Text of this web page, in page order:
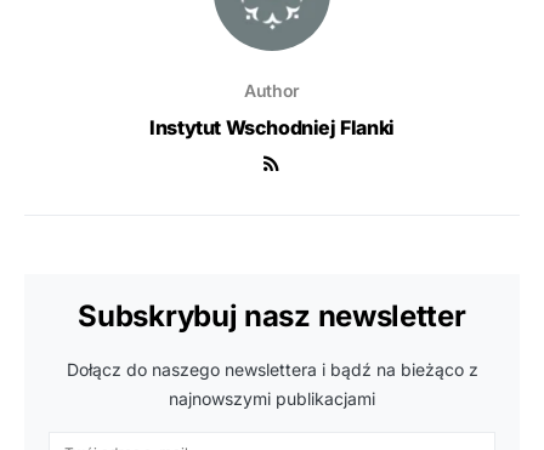
Author
Instytut Wschodniej Flanki
Subskrybuj nasz newsletter
Dołącz do naszego newslettera i bądź na bieżąco z
najnowszymi publikacjami